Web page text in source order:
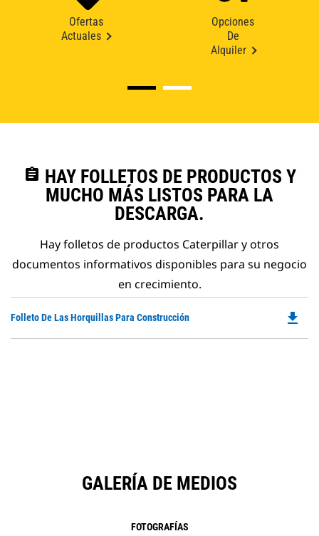
Ofertas
Actuales
Opciones
De
Alquiler
assignment HAY FOLLETOS DE PRODUCTOS Y
MUCHO MÁS LISTOS PARA LA
DESCARGA.
Hay folletos de productos Caterpillar y otros
documentos informativos disponibles para su negocio
en crecimiento.
Folleto De Las Horquillas Para Construcción file_download
GALERÍA DE MEDIOS
FOTOGRAFÍAS